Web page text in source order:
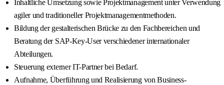
Inhaltliche Umsetzung sowie Projektmanagement unter Verwendung
agiler und traditioneller Projektmanagementmethoden.
Bildung der gestalterischen Brücke zu den Fachbereichen und
Beratung der SAP-Key-User verschiedener internationaler
Abteilungen.
Steuerung externer IT-Partner bei Bedarf.
Aufnahme, Überführung und Realisierung von Business-